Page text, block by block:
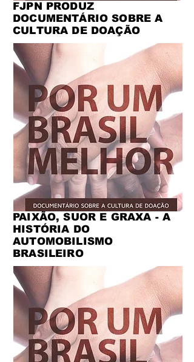
FJPN PRODUZ
DOCUMENTÁRIO SOBRE A
CULTURA DE DOAÇÃO
PAIXÃO, SUOR E GRAXA - A
HISTÓRIA DO
AUTOMOBILISMO
BRASILEIRO